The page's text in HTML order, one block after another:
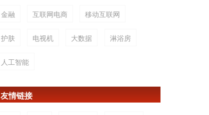
金融 互联网电商 移动互联网
护肤 电视机 大数据 淋浴房
人工智能
友情链接